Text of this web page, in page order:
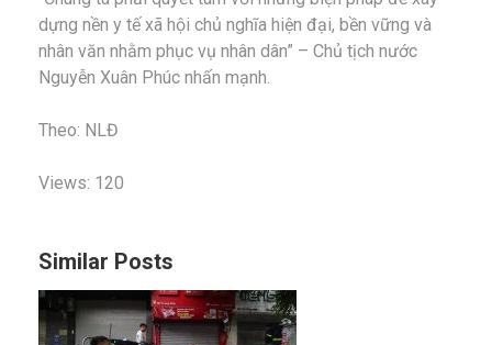
dựng nền y tế xã hội chủ nghĩa hiện đại, bền vững và
nhân văn nhằm phục vụ nhân dân” – Chủ tịch nước
Nguyễn Xuân Phúc nhấn mạnh.
Theo: NLĐ
Views: 120
Similar Posts